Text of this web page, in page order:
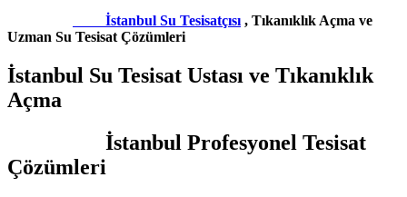
İstanbul Su Tesisatçısı, Tıkanıklık Açma ve
Uzman Su Tesisat Çözümleri
İstanbul Su Tesisat Ustası ve Tıkanıklık
Açma
İstanbul Profesyonel Tesisat
Çözümleri